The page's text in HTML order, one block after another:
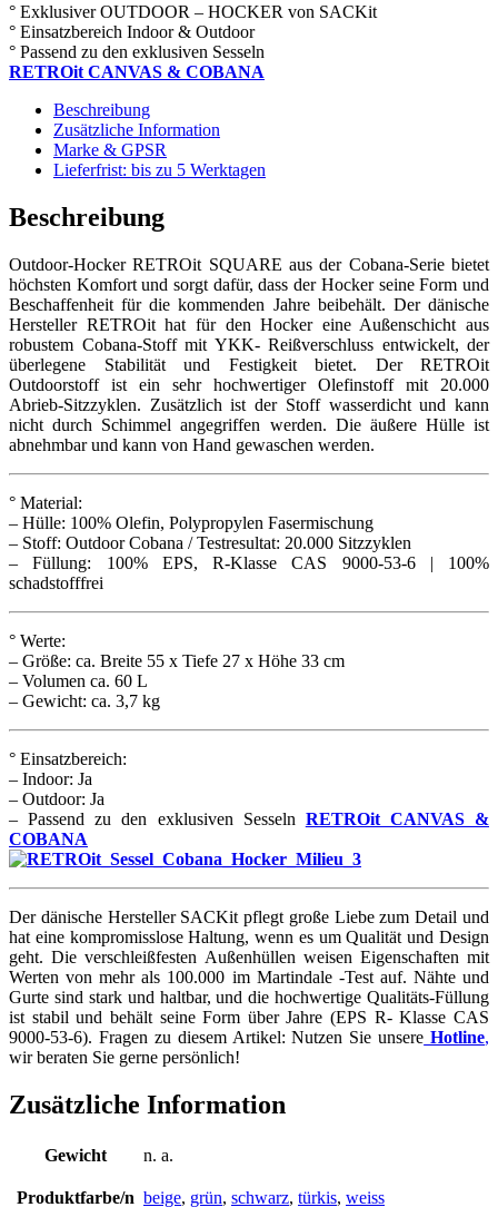
° Exklusiver OUTDOOR – HOCKER von SACKit
° Einsatzbereich Indoor & Outdoor
° Passend zu den exklusiven Sesseln
RETROit CANVAS & COBANA
Beschreibung
Zusätzliche Information
Marke & GPSR
Lieferfrist: bis zu 5 Werktagen
Beschreibung
Outdoor-Hocker RETROit SQUARE aus der Cobana-Serie bietet
höchsten Komfort und sorgt dafür, dass der Hocker seine Form und
Beschaffenheit für die kommenden Jahre beibehält. Der dänische
Hersteller RETROit hat für den Hocker eine Außenschicht aus
robustem Cobana-Stoff mit YKK- Reißverschluss entwickelt, der
überlegene Stabilität und Festigkeit bietet. Der RETROit
Outdoorstoff ist ein sehr hochwertiger Olefinstoff mit 20.000
Abrieb-Sitzzyklen. Zusätzlich ist der Stoff wasserdicht und kann
nicht durch Schimmel angegriffen werden. Die äußere Hülle ist
abnehmbar und kann von Hand gewaschen werden.
° Material:
– Hülle: 100% Olefin, Polypropylen Fasermischung
– Stoff: Outdoor Cobana / Testresultat: 20.000 Sitzzyklen
– Füllung: 100% EPS, R-Klasse CAS 9000-53-6 | 100%
schadstofffrei
° Werte:
– Größe: ca. Breite 55 x Tiefe 27 x Höhe 33 cm
– Volumen ca. 60 L
– Gewicht: ca. 3,7 kg
° Einsatzbereich:
– Indoor: Ja
– Outdoor: Ja
– Passend zu den exklusiven Sesseln RETROit CANVAS &
COBANA
Der dänische Hersteller SACKit pflegt große Liebe zum Detail und
hat eine kompromisslose Haltung, wenn es um Qualität und Design
geht. Die verschleißfesten Außenhüllen weisen Eigenschaften mit
Werten von mehr als 100.000 im Martindale -Test auf. Nähte und
Gurte sind stark und haltbar, und die hochwertige Qualitäts-Füllung
ist stabil und behält seine Form über Jahre (EPS R- Klasse CAS
9000-53-6). Fragen zu diesem Artikel: Nutzen Sie unsere Hotline,
wir beraten Sie gerne persönlich!
Zusätzliche Information
Gewicht n. a.
Produktfarbe/n beige, grün, schwarz, türkis, weiss